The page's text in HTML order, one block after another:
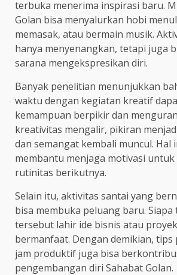
terbuka menerima inspirasi baru.
Golan bisa menyalurkan hobi
memasak, atau bermain musik.
hanya menyenangkan, tetapi juga
sarana mengekspresikan diri.
Banyak penelitian menunjukkan
waktu dengan kegiatan kreatif
kemampuan berpikir dan
kreativitas mengalir, pikiran
dan semangat kembali muncul. Hal
membantu menjaga motivasi
rutinitas berikutnya.
Selain itu, aktivitas santai yang
bisa membuka peluang baru.
tersebut lahir ide bisnis atau
bermanfaat. Dengan demikian,
jam produktif juga bisa
pengembangan diri Sahabat Golan.